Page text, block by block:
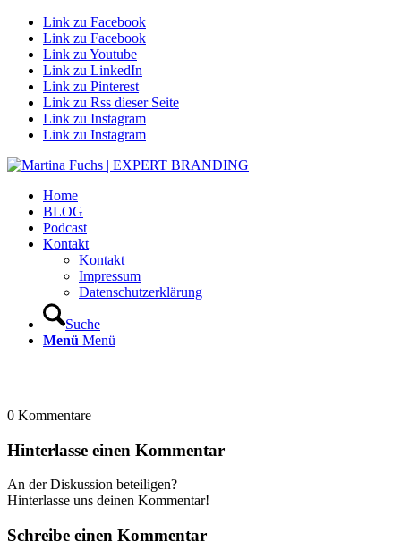
Link zu Facebook
Link zu Facebook
Link zu Youtube
Link zu LinkedIn
Link zu Pinterest
Link zu Rss dieser Seite
Link zu Instagram
Link zu Instagram
Home
BLOG
Podcast
Kontakt
Kontakt
Impressum
Datenschutzerklärung
Suche
Menü Menü
0 Kommentare
Hinterlasse einen Kommentar
An der Diskussion beteiligen?
Hinterlasse uns deinen Kommentar!
Schreibe einen Kommentar